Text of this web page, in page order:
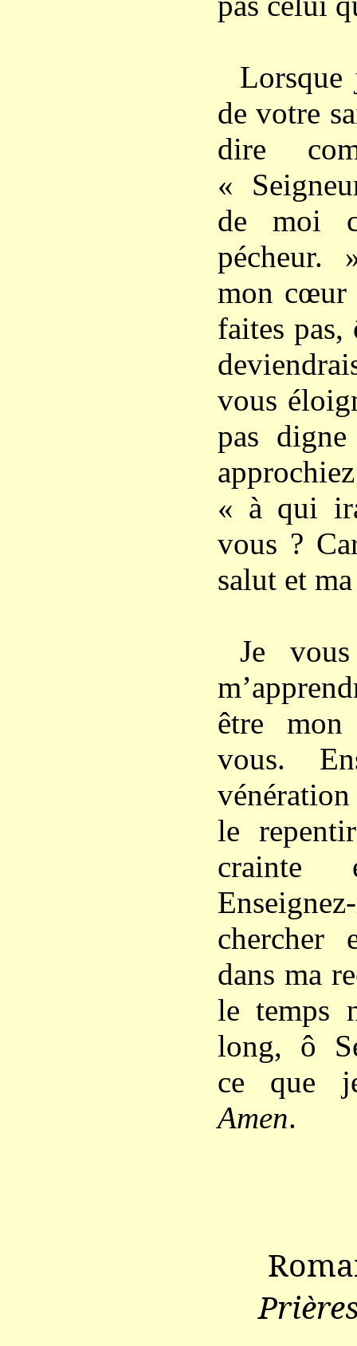
Lorsque
de votre
dire
«
de moi
pécheur.
mon cœur
faites pas,
vous
pas
« à qui
vous ?
salut et
Je
être mon
vous.
le
chercher
dans ma
le temps
long, ô
ce que
Amen.